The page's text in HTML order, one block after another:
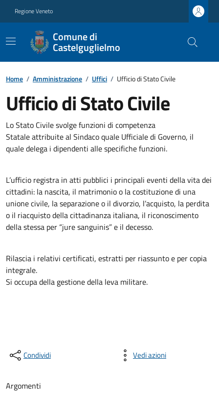
Regione Veneto
Comune di
Castelguglielmo
Home / Amministrazione / Uffici / Ufficio di Stato Civile
Ufficio di Stato Civile
Lo Stato Civile svolge funzioni di competenza
Statale attribuite al Sindaco quale Ufficiale di Governo, il
quale delega i dipendenti alle specifiche funzioni.
L’ufficio registra in atti pubblici i principali eventi della vita dei
cittadini: la nascita, il matrimonio o la costituzione di una
unione civile, la separazione o il divorzio, l’acquisto, la perdita
o il riacquisto della cittadinanza italiana, il riconoscimento
della stessa per “jure sanguinis” e il decesso.
Rilascia i relativi certificati, estratti per riassunto e per copia
integrale.
Si occupa della gestione della leva militare.
Condividi Vedi azioni
Argomenti